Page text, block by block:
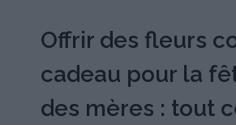
Offrir des fleurs
cadeau pour la
des mères : tout